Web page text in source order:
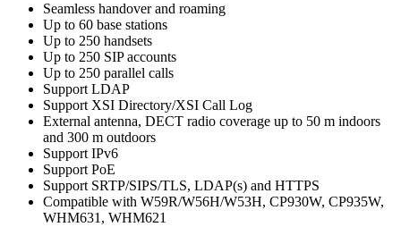
Seamless handover and roaming
Up to 60 base stations
Up to 250 handsets
Up to 250 SIP accounts
Up to 250 parallel calls
Support LDAP
Support XSI Directory/XSI Call Log
External antenna, DECT radio coverage up to 50 m indoors
and 300 m outdoors
Support IPv6
Support PoE
Support SRTP/SIPS/TLS, LDAP(s) and HTTPS
Compatible with W59R/W56H/W53H, CP930W, CP935W,
WHM631, WHM621